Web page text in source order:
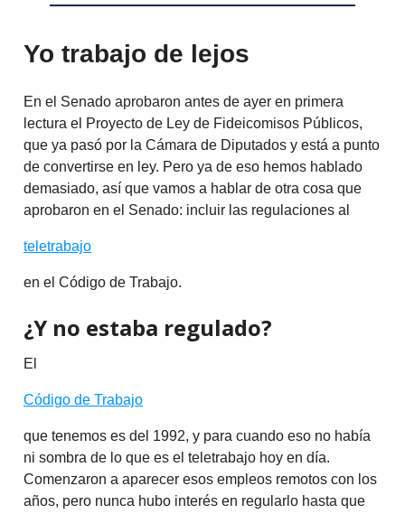
Yo trabajo de lejos
En el Senado aprobaron antes de ayer en primera
lectura el Proyecto de Ley de Fideicomisos Públicos,
que ya pasó por la Cámara de Diputados y está a punto
de convertirse en ley. Pero ya de eso hemos hablado
demasiado, así que vamos a hablar de otra cosa que
aprobaron en el Senado: incluir las regulaciones al
teletrabajo
en el Código de Trabajo.
¿Y no estaba regulado?
El
Código de Trabajo
que tenemos es del 1992, y para cuando eso no había
ni sombra de lo que es el teletrabajo hoy en día.
Comenzaron a aparecer esos empleos remotos con los
años, pero nunca hubo interés en regularlo hasta que